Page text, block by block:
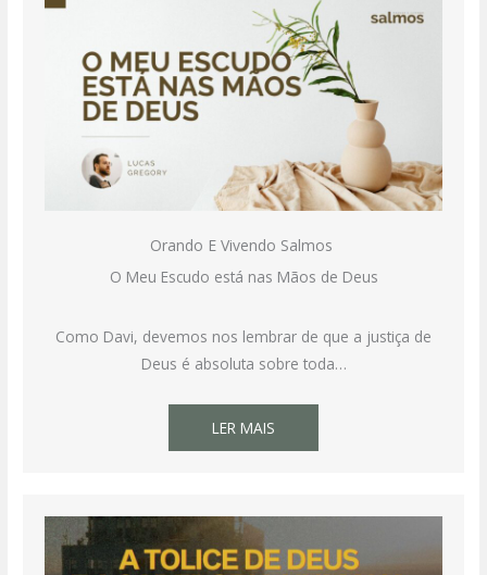
Orando E Vivendo Salmos
O Meu Escudo está nas Mãos de Deus
Como Davi, devemos nos lembrar de que a justiça de
Deus é absoluta sobre toda…
LER MAIS